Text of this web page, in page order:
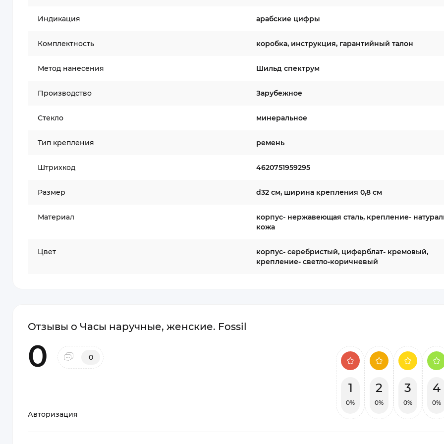
Индикация арабские цифры
Комплектность коробка, инструкция, гарантийный талон
Метод нанесения Шильд спектрум
Производство Зарубежное
Стекло минеральное
Тип крепления ремень
Штрихкод 4620751959295
Размер d32 см, ширина крепления 0,8 см
Материал
корпус- нержавеющая сталь, крепление-
кожа
Цвет
корпус- серебристый, циферблат- кремовый,
крепление- светло-коричневый
Отзывы о Часы наручные, женские. Fossil
0 0
Авторизация
1
0%
2
0%
3
0%
4
0%